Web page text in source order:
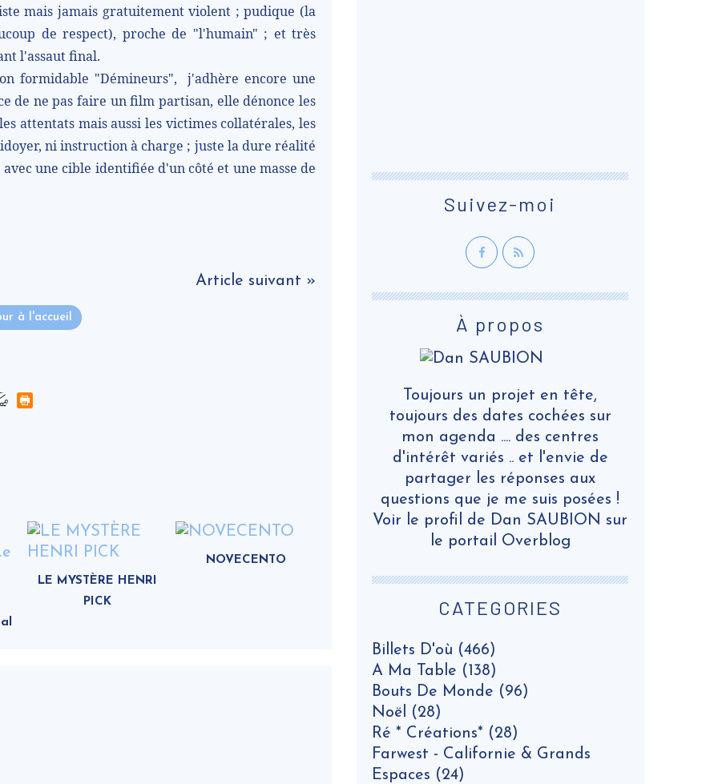
mais jamais gratuitement violent ; pudique (la
de respect), proche de "l'humain" ; et très
l'assaut final.
formidable "Démineurs", j'adhère encore une
de ne pas faire un film partisan, elle dénonce les
attentats mais aussi les victimes collatérales, les
ni instruction à charge ; juste la dure réalité
une cible identifiée d'un côté et une masse de
Article suivant »
à l'accueil
LE MYSTÈRE HENRI
PICK
NOVECENTO
CATEGORIES
Billets D'où (466)
A Ma Table (138)
Bouts De Monde (96)
Noël (28)
Ré * Créations* (28)
Farwest - Californie & Grands
Espaces (24)
Suivez-moi
À propos
Toujours un projet en tête,
toujours des dates cochées sur
mon agenda .... des centres
d'intérêt variés .. et l'envie de
partager les réponses aux
questions que je me suis posées !
Voir le profil de Dan SAUBION sur
le portail Overblog